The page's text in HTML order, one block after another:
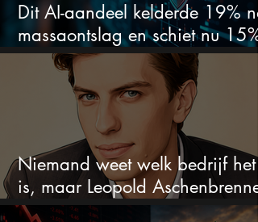
Dit AI-aandeel kelderde 19% na
massaontslag en schiet nu 15%
omhoog
Niemand weet welk bedrijf het
is, maar Leopold Aschenbrenner
zet er nu $500 miljoen op